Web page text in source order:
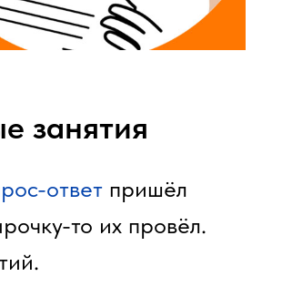
занятия
ответ пришёл
то их провёл.